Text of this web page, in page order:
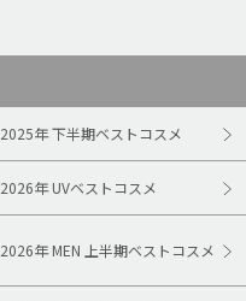
2025年 下半期ベストコスメ
2026年 UVベストコスメ
2026年 MEN 上半期ベストコスメ